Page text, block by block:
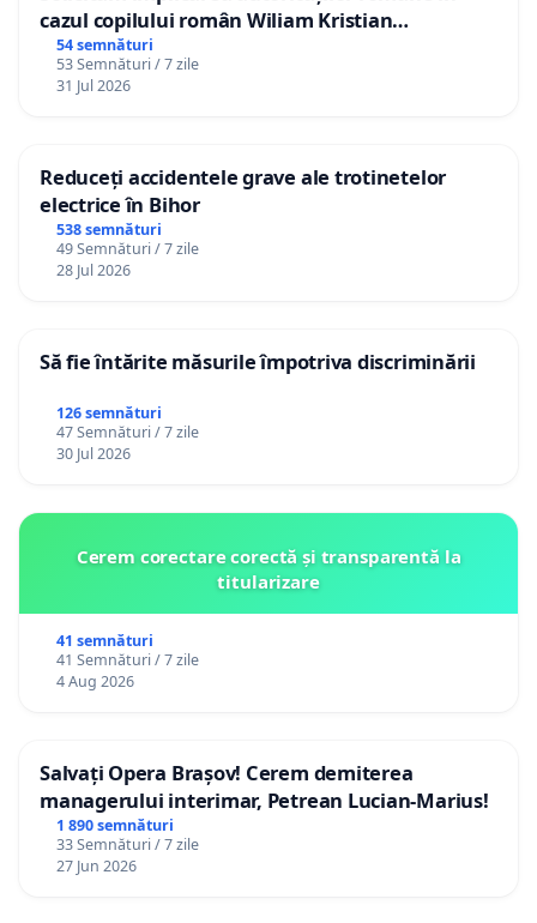
cazul copilului român Wiliam Kristian
Gheorghe, aflat în plasament în Danemarca de
12 ani
54 semnături
53 Semnături / 7 zile
31 Jul 2026
Reduceți accidentele grave ale trotinetelor
electrice în Bihor
538 semnături
49 Semnături / 7 zile
28 Jul 2026
Să fie întărite măsurile împotriva discriminării
126 semnături
47 Semnături / 7 zile
30 Jul 2026
Cerem corectare corectă și transparentă la
titularizare
41 semnături
41 Semnături / 7 zile
4 Aug 2026
Salvați Opera Brașov! Cerem demiterea
managerului interimar, Petrean Lucian-Marius!
1 890 semnături
33 Semnături / 7 zile
27 Jun 2026